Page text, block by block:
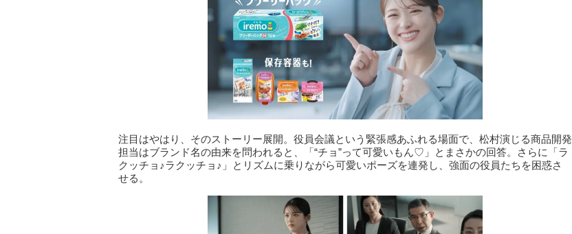
注目はやはり、そのストーリー展開。役員会議という緊張感あふれる場面で、松村演じる商品開発
担当はブランド名の由来を問われると、「“チョ”って可愛いもん♡」とまさかの回答。さらに「ラ
クッチョ♪ラクッチョ♪」とリズムに乗りながら可愛いポーズを連発し、強面の役員たちを困惑さ
せる。